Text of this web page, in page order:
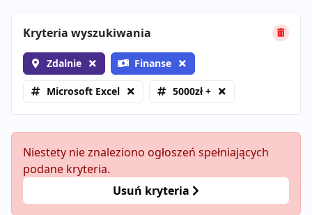
Kryteria wyszukiwania
Zdalnie Finanse
Microsoft Excel 5000zł +
Niestety nie znaleziono ogłoszeń spełniających
podane kryteria.
Usuń kryteria